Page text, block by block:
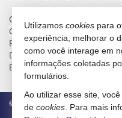
CUB /
CUB /SCvariação
Poupança
Dólar Comercial
R$
Euro
R$
© 2026 CRECI/SC 4586-J
Utilizamos cookies para
experiência, melhorar o
como você interage em
informações coletadas
formulários.
Ao utilizar esse site,
de cookies . Para mais